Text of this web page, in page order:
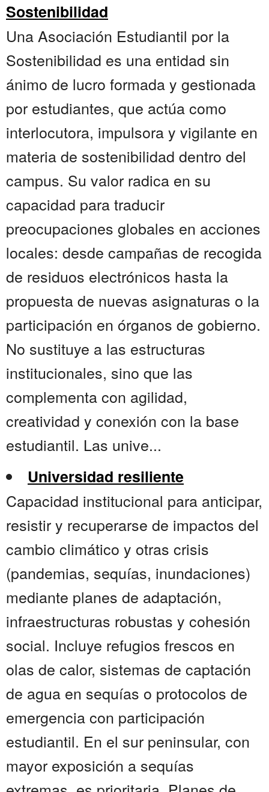
Sostenibilidad
Una Asociación Estudiantil por la
Sostenibilidad es una entidad sin
ánimo de lucro formada y gestionada
por estudiantes, que actúa como
interlocutora, impulsora y vigilante en
materia de sostenibilidad dentro del
campus. Su valor radica en su
capacidad para traducir
preocupaciones globales en acciones
locales: desde campañas de recogida
de residuos electrónicos hasta la
propuesta de nuevas asignaturas o la
participación en órganos de gobierno.
No sustituye a las estructuras
institucionales, sino que las
complementa con agilidad,
creatividad y conexión con la base
estudiantil. Las unive...
Universidad resiliente
Capacidad institucional para anticipar,
resistir y recuperarse de impactos del
cambio climático y otras crisis
(pandemias, sequías, inundaciones)
mediante planes de adaptación,
infraestructuras robustas y cohesión
social. Incluye refugios frescos en
olas de calor, sistemas de captación
de agua en sequías o protocolos de
emergencia con participación
estudiantil. En el sur peninsular, con
mayor exposición a sequías